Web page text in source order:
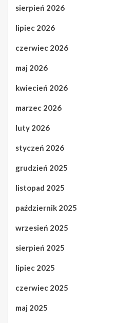
sierpień 2026
lipiec 2026
czerwiec 2026
maj 2026
kwiecień 2026
marzec 2026
luty 2026
styczeń 2026
grudzień 2025
listopad 2025
październik 2025
wrzesień 2025
sierpień 2025
lipiec 2025
czerwiec 2025
maj 2025